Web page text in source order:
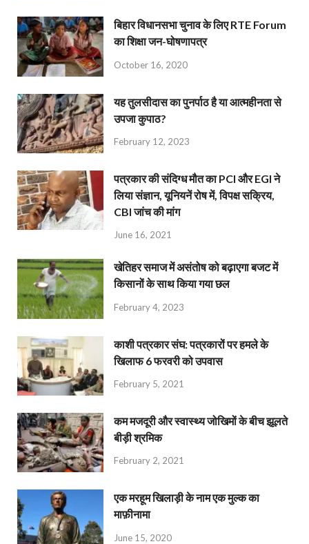
बिहार विधानसभा चुनाव के लिए RTE Forum
का शिक्षा जन-घोषणापत्र
October 16, 2020
यह तुलसीदास का पुनर्पाठ है या आत्महीनता से
उपजा कुपाठ?
February 12, 2023
पत्रकार की संदिग्ध मौत का PCI और EGI ने
लिया संज्ञान, यूनियनें रोष में, विपक्ष सक्रिय,
CBI जांच की मांग
June 16, 2021
खेतिहर समाज में असंतोष को बढ़ाएगा बजट में
किसानों के साथ किया गया छल
February 4, 2023
काशी पत्रकार संघ: पत्रकारों पर हमले के
खिलाफ 6 फरवरी को उपवास
February 5, 2021
कम मजदूरी और स्वास्थ्य जोखिमों के बीच झूलते
बीड़ी श्रमिक
February 2, 2021
एक मरहूम खिलाड़ी के नाम एक मुल्क का
माफ़ीनामा
June 15, 2020